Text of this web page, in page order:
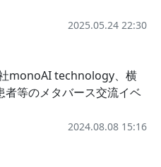
2025.05.24 22:30
monoAI technology、横
等のメタバース交流イベ
2024.08.08 15:16